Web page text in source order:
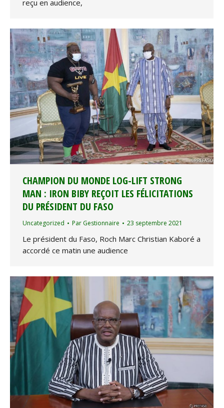
reçu en audience,
CHAMPION DU MONDE LOG-LIFT STRONG
MAN : IRON BIBY REÇOIT LES FÉLICITATIONS
DU PRÉSIDENT DU FASO
Uncategorized Par Gestionnaire 23 septembre 2021
Le président du Faso, Roch Marc Christian Kaboré a
accordé ce matin une audience